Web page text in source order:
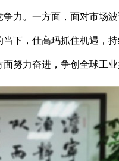
力。一方面，面对市场
下，仕高玛抓住机遇，
努力奋进，争创全球工